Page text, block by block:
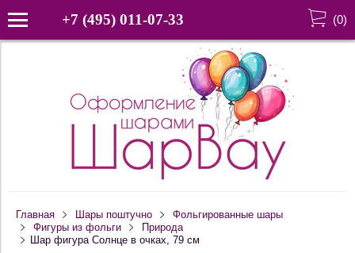
+7 (495) 011-07-33 (0)
Главная Шары поштучно
Фольгированные шары
Фигуры из фольги
Природа
Шар фигура Солнце в очках, 79 см